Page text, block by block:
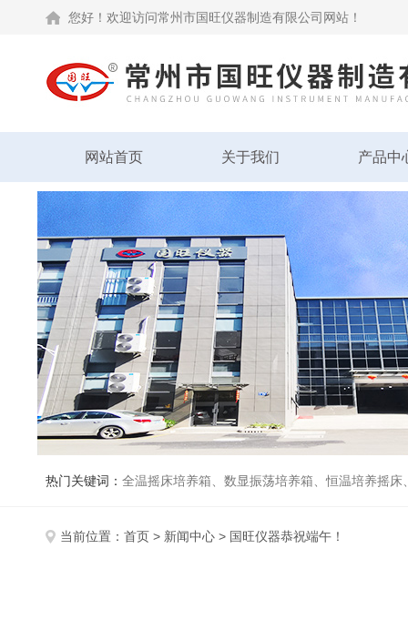
您好！欢迎访问常州市国旺仪器制造有限公司网站！
网站首页 关于我们 产品中
热门关键词： 全温摇床培养箱、数显振荡培养箱、恒温培养摇
当前位置： 首页 > 新闻中心 > 国旺仪器恭祝端午！